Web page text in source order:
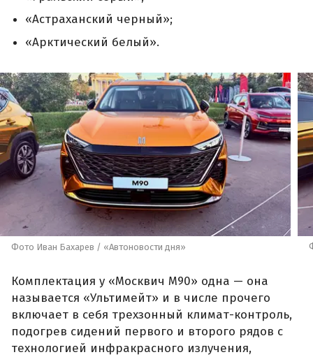
«Астраханский черный»;
«Арктический белый».
Фото Иван Бахарев / «Автоновости дня»
Комплектация у «Москвич М90» одна — она
называется «Ультимейт» и в числе прочего
включает в себя трехзонный климат-контроль,
подогрев сидений первого и второго рядов с
технологией инфракрасного излучения,